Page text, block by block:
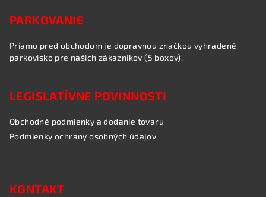
PARKOVANIE
Priamo pred obchodom je dopravnou značkou vyhradené
parkovisko pre našich zákazníkov (5 boxov).
LEGISLATÍVNE POVINNOSTI
Obchodné podmienky a dodanie tovaru
Podmienky ochrany osobných údajov
KONTAKT